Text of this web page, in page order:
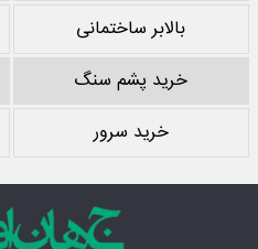
بالابر ساختمانی
خرید پشم سنگ
خرید سرور